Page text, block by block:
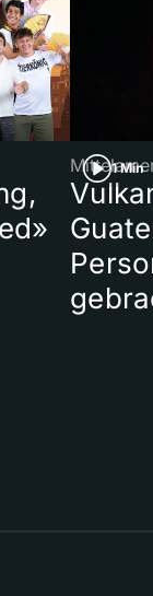
1 Min